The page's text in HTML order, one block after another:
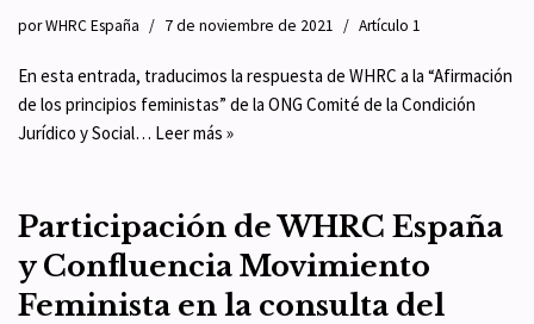
porWHRC España 7 de noviembre de 2021 Artículo 1
En esta entrada, traducimos la respuesta de WHRC a la “Afirmación
de los principios feministas” de la ONG Comité de la Condición
Jurídico y Social… Leer más »
Participación de WHRC España
y Confluencia Movimiento
Feminista en la consulta del